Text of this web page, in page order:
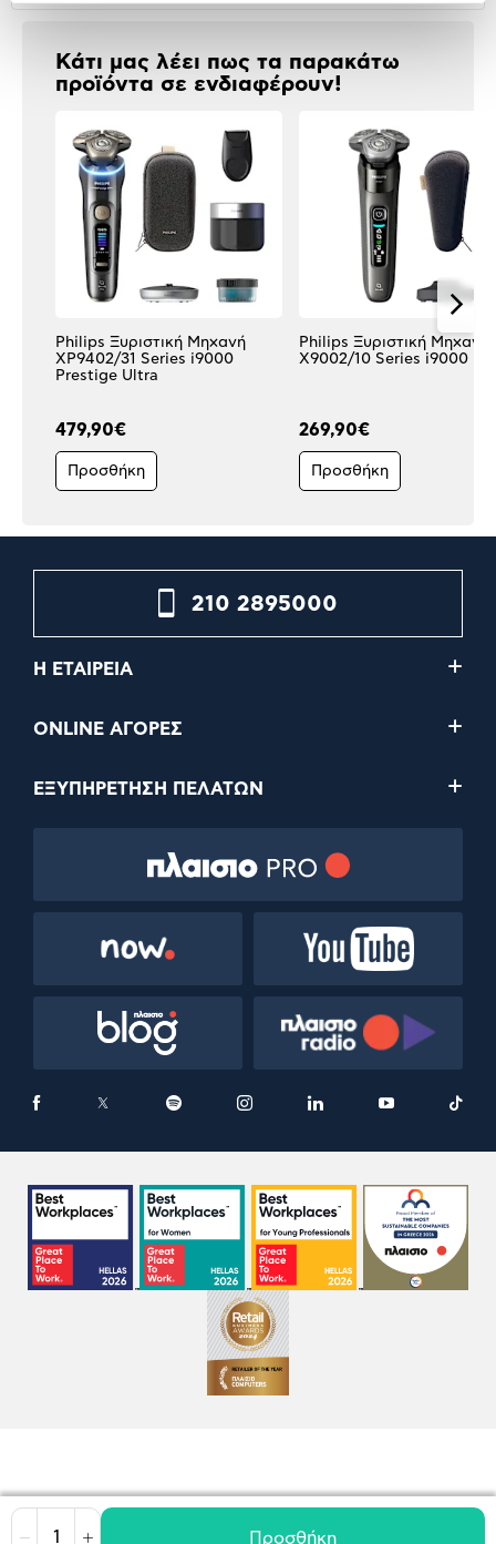
Μείωση Αύξηση Προσθήκη
Κάτι μας λέει πως τα παρακάτω
προϊόντα σε ενδιαφέρουν!
Philips Ξυριστική Μηχανή
XP9402/31 Series i9000
Prestige Ultra
479,90€
Προσθήκη
Philips Ξυριστική Μηχανή
X9002/10 Series i9000
269,90€
Προσθήκη
210 2895000
Η ΕΤΑΙΡΕΙΑ
ONLINE ΑΓΟΡΕΣ
ΕΞΥΠΗΡΕΤΗΣΗ ΠΕΛΑΤΩΝ